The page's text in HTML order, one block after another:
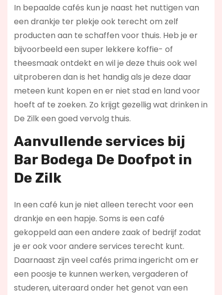
In bepaalde cafés kun je naast het nuttigen van
een drankje ter plekje ook terecht om zelf
producten aan te schaffen voor thuis. Heb je er
bijvoorbeeld een super lekkere koffie- of
theesmaak ontdekt en wil je deze thuis ook wel
uitproberen dan is het handig als je deze daar
meteen kunt kopen en er niet stad en land voor
hoeft af te zoeken. Zo krijgt gezellig wat drinken in
De Zilk een goed vervolg thuis.
Aanvullende services bij
Bar Bodega De Doofpot in
De Zilk
In een café kun je niet alleen terecht voor een
drankje en een hapje. Soms is een café
gekoppeld aan een andere zaak of bedrijf zodat
je er ook voor andere services terecht kunt.
Daarnaast zijn veel cafés prima ingericht om er
een poosje te kunnen werken, vergaderen of
studeren, uiteraard onder het genot van een